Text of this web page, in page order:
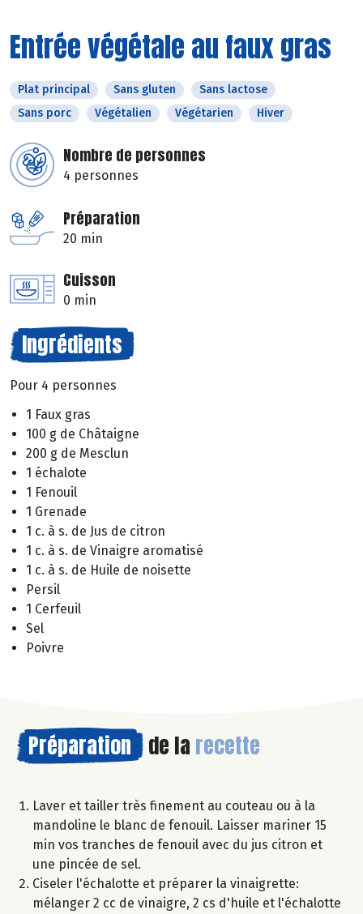
Entrée végétale au faux gras
Plat principal Sans gluten
Sans lactose
Sans porc
Végétalien Végétarien Hiver
Nombre de personnes
4 personnes
Préparation
20 min
Cuisson
0 min
Ingrédients
Pour 4 personnes
1 Faux gras
100 g de Châtaigne
200 g de Mesclun
1 échalote
1 Fenouil
1 Grenade
1 c. à s. de Jus de citron
1 c. à s. de Vinaigre aromatisé
1 c. à s. de Huile de noisette
Persil
1 Cerfeuil
Sel
Poivre
Préparation de la recette
Laver et tailler très finement au couteau ou à la
mandoline le blanc de fenouil. Laisser mariner 15
min vos tranches de fenouil avec du jus citron et
une pincée de sel.
Ciseler l'échalotte et préparer la vinaigrette:
mélanger 2 cc de vinaigre, 2 cs d'huile et l'échalotte